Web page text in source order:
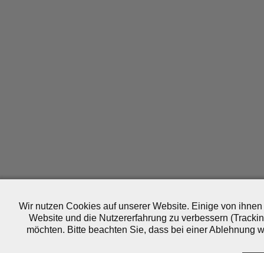
Wir nutzen Cookies auf unserer Website. Einige von
Website und die Nutzererfahrung zu verbessern
möchten. Bitte beachten Sie, dass bei einer Ablehnung